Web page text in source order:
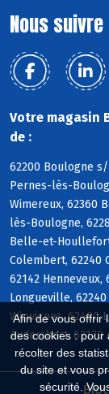
Afin de vous offrir
des cookies : pour
récolter des
du site et vous
sécurité.
Nous
Votre magasin
de :
62200 Boulogne
Pernes-lès-
Wimereux, 62360
lès-Boulogne,
Belle-et-
Colembert, 62240
62142 Henneveux,
Longueville,
Wirwignes, 62480
Audembert, 62179